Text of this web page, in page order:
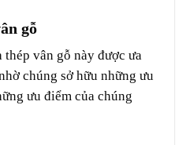
gỗ
thép vân gỗ này được ưa
chúng sở hữu những ưu
ưu điểm của chúng